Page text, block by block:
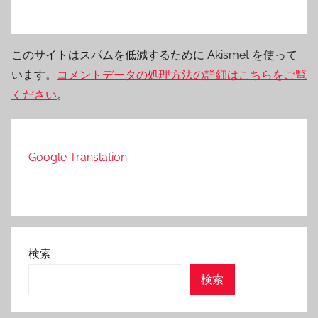
このサイトはスパムを低減するために Akismet を使って
います。
コメントデータの処理方法の詳細はこちらをご覧
ください。
Google Translation
検索
検索